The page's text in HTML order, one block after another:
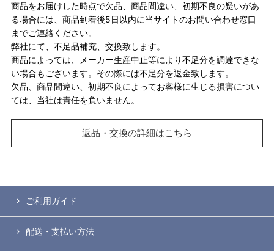
商品をお届けした時点で欠品、商品間違い、初期不良の疑いがあ
る場合には、商品到着後5日以内に当サイトのお問い合わせ窓口
までご連絡ください。
弊社にて、不足品補充、交換致します。
商品によっては、メーカー生産中止等により不足分を調達できな
い場合もございます。その際には不足分を返金致します。
欠品、商品間違い、初期不良によってお客様に生じる損害につい
ては、当社は責任を負いません。
返品・交換の詳細はこちら
ご利用ガイド
配送・支払い方法